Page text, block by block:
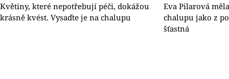
Květiny, které nepotřebují péči, dokážou
krásně kvést. Vysaďte je na chalupu
Eva Pilarová
chalupu jako z
šťastná